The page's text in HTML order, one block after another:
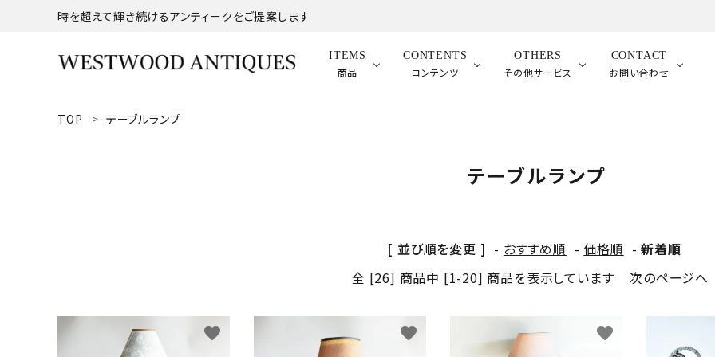
時を超えて輝き続けるアンティークをご提案します
ITEMS
商品
CONTENTS
コンテンツ
OTHERS
その他サービス
CONTACT
お問い合わせ
コンテンツ
TOP テーブルランプ
テーブルランプ
[ 並び順を変更 ] - おすすめ順 - 価格順 -新着順
全 [26] 商品中 [1-20] 商品を表示しています
次のページへ
favorite favorite favorite